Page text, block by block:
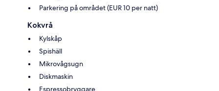
Parkering på området (EUR 10 per natt)
Kokvrå
Kylskåp
Spishäll
Mikrovågsugn
Diskmaskin
Espressobryggare